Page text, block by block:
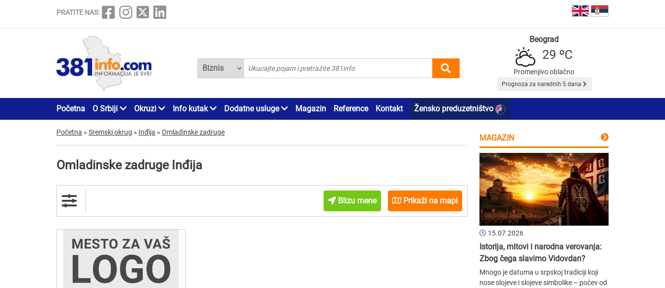
PRATITE NAS:
Beograd
29 ºC
Promenjivo oblačno
Prognoza za narednih 5 dana
Početna O Srbiji Okruzi Info kutak Dodatne usluge Magazin Reference Kontakt Žensko preduzetništvo
Početna » Sremski okrug » Inđija » Omladinske zadruge
Omladinske zadruge Inđija
Blizu mene Prikaži na mapi
MAGAZIN
15.07.2026
Istorija, mitovi i narodna verovanja:
Zbog čega slavimo Vidovdan?
Mnogo je datuma u srpskoj tradiciji koji
nose slojeve i slojeve simbolike – počev od